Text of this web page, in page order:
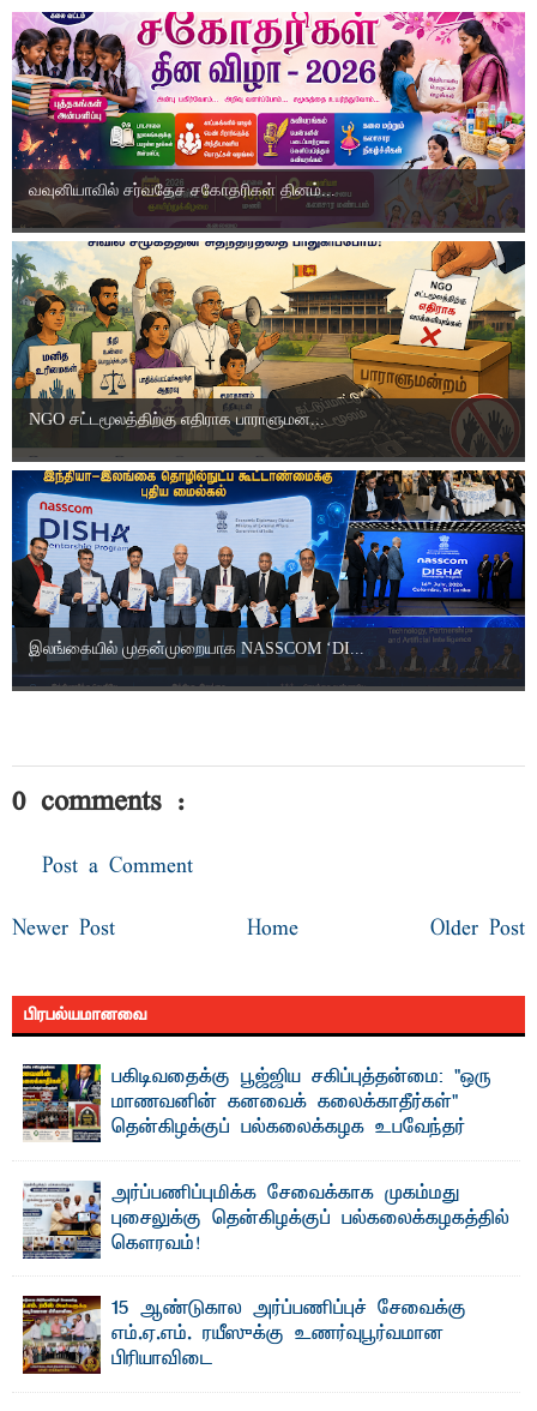
வவுனியாவில் சர்வதேச சகோதரிகள் தினம்...
NGO சட்டமூலத்திற்கு எதிராக பாராளுமன...
இலங்கையில் முதன்முறையாக NASSCOM ‘DI...
0 comments :
Post a Comment
Newer Post Older Post
Home
பிரபல்யமானவை
பகிடிவதைக்கு பூஜ்ஜிய சகிப்புத்தன்மை: "ஒரு
மாணவனின் கனவைக் கலைக்காதீர்கள்" –
தென்கிழக்குப் பல்கலைக்கழக உபவேந்தர்
"ஒ ரு மாணவனின் அல்லது மாணவியின் கனவு என்னால்
கலைக்கப்படாது" என்ற உறுதியை ஒவ்வொரு மாணவரும் ...
அர்ப்பணிப்புமிக்க சேவைக்காக முகம்மது
புசைலுக்கு தென்கிழக்குப் பல்கலைக்கழகத்தில்
கௌரவம்!
15 ஆண்டுகால அர்ப்பணிப்புச் சேவைக்கு
எம்.ஏ.எம். ரயீஸுக்கு உணர்வுபூர்வமான
பிரியாவிடை